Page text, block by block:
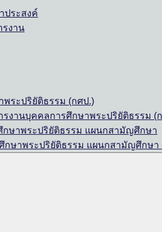
ประสงค์
รงาน
ระปริยัติธรรม (กศป.)
งานบุคคลการศึกษาพระปริยัติธรรม (
กษาพระปริยัติธรรม แผนกสามัญศึกษา
กษาพระปริยัติธรรม แผนกสามัญศึกษา